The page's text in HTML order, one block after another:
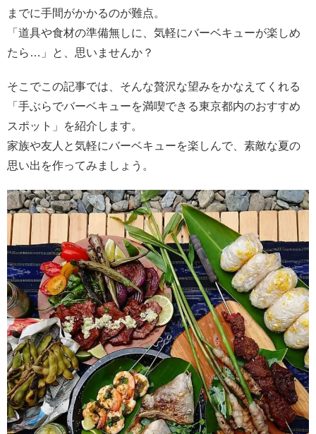
までに手間がかかるのが難点。
「道具や食材の準備無しに、気軽にバーベキューが楽しめ
たら…」と、思いませんか？
そこでこの記事では、そんな贅沢な望みをかなえてくれる
「手ぶらでバーベキューを満喫できる東京都内のおすすめ
スポット」を紹介します。
家族や友人と気軽にバーベキューを楽しんで、素敵な夏の
思い出を作ってみましょう。